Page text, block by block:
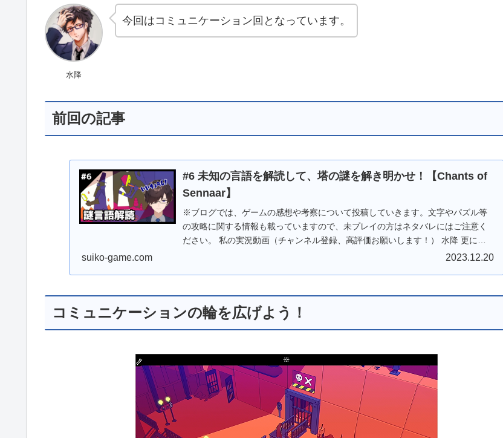
水降
今回はコミュニケーション回となっています。
前回の記事
#6 未知の言語を解読して、塔の謎を解き明かせ！【Chants of
Sennaar】
※ブログでは、ゲームの感想や考察について投稿していきます。文字やパズル等
の攻略に関する情報も載っていますので、未プレイの方はネタバレにはご注意く
ださい。 私の実況動画（チャンネル登録、高評価お願いします！） 水降 更に上
suiko-game.com 2023.12.20
コミュニケーションの輪を広げよう！